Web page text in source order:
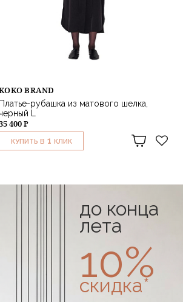
BRAND
Платье-рубашка из матового шелка,
черный L
400 ₽
КУПИТЬ В 1 КЛИК
до конца
лета
10%
скидка*